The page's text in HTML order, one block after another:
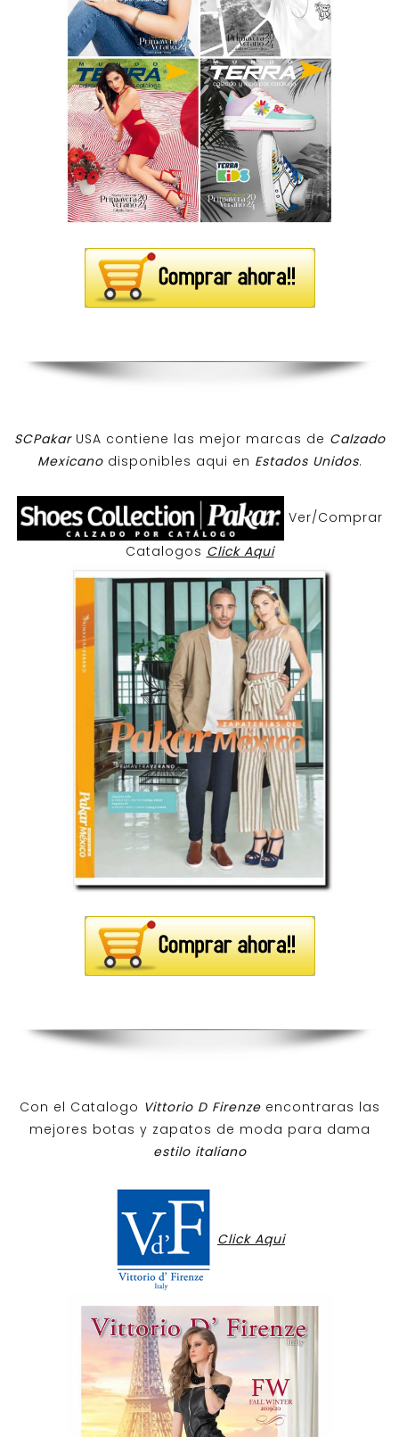
SCPakar USA contiene las mejor marcas de Calzado
Mexicanodisponibles aqui en Estados Unidos.
Ver/Comprar
Catalogos Click Aqui
Con el Catalogo Vittorio D Firenzeencontraras las
mejores botas y zapatos de moda para dama
estilo italiano
Click Aqui